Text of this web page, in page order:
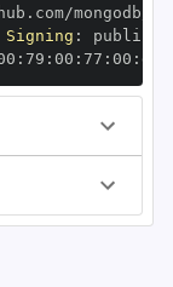
mongodb/
:
: 79 : 00 : 77 : 00 : dd